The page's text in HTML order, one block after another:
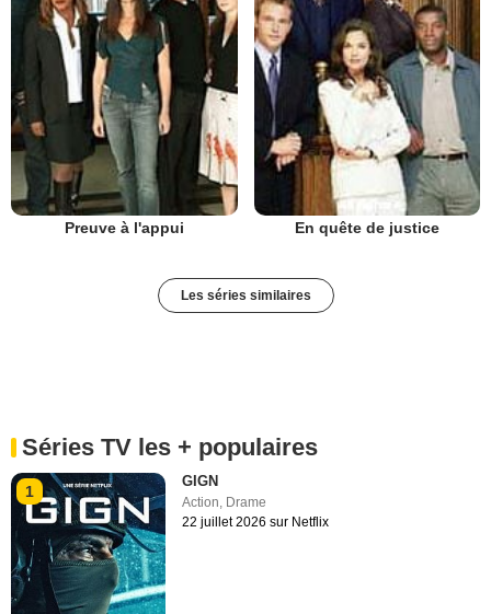
Preuve à l'appui En quête de justice
Les séries similaires
Séries TV les + populaires
1
GIGN
Action, Drame
22 juillet 2026 sur Netflix